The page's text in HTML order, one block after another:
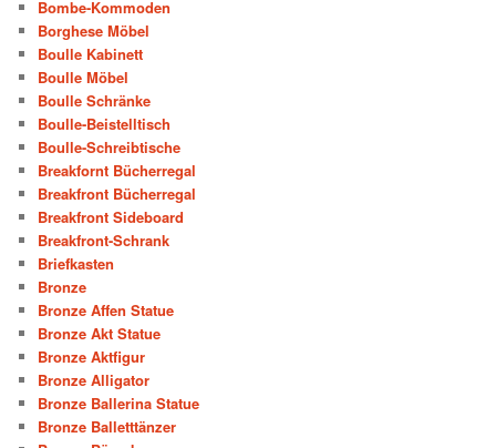
Bombe-Kommoden
Borghese Möbel
Boulle Kabinett
Boulle Möbel
Boulle Schränke
Boulle-Beistelltisch
Boulle-Schreibtische
Breakfornt Bücherregal
Breakfront Bücherregal
Breakfront Sideboard
Breakfront-Schrank
Briefkasten
Bronze
Bronze Affen Statue
Bronze Akt Statue
Bronze Aktfigur
Bronze Alligator
Bronze Ballerina Statue
Bronze Balletttänzer